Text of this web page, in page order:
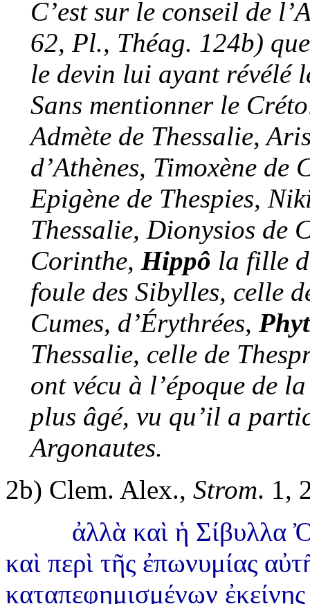
C’est sur le conseil de
62, Pl., Théag. 124b)
le devin lui ayant révélé
Sans mentionner le
Admète de Thessalie,
d’Athènes, Timoxène de
Epigène de Thespies,
Thessalie, Dionysios de
Corinthe, Hippô la fille
foule des Sibylles, celle
Cumes, d’Érythrées,
Thessalie, celle de
ont vécu à l’époque de
plus âgé, vu qu’il a
Argonautes.
2b) Clem. Alex., Strom. 1,
ἀλλὰ καὶ ἡ Σίβυλλα
καὶ περὶ τῆς ἐπωνυμίας
καταπεφημισμένων ἐκείνης